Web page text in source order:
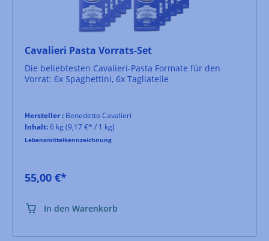
Cavalieri Pasta Vorrats-Set
Die beliebtesten Cavalieri-Pasta Formate für den
Vorrat: 6x Spaghettini, 6x Tagliatelle
Hersteller : Benedetto Cavalieri
Inhalt:6 kg (9,17 €* / 1 kg)
Lebensmittelkennzeichnung
55,00 €*
In den Warenkorb